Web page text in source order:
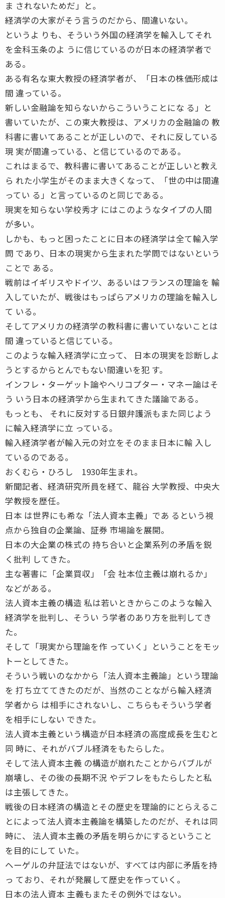
ま されないためだ」と。
経済学の大家がそう言うのだから、間違いない。
というよ りも、そういう外国の経済学を輸入してそれ
を金科玉条のよ うに信じているのが日本の経済学者で
ある。
ある有名な東大教授の経済学者が、「日本の株価形成は
間 違っている。
新しい金融論を知らないからこういうことにな る」と
書いていたが、この東大教授は、アメリカの金融論の 教
科書に書いてあることが正しいので、それに反している
現 実が間違っている、と信じているのである。
これはまるで、教科書に書いてあることが正しいと教え
ら れた小学生がそのまま大きくなって、「世の中は間違
ってい る」と言っているのと同じである。
現実を知らない学校秀才 にはこのようなタイプの人間
が多い。
しかも、もっと困ったことに日本の経済学は全て輸入学
問 であり、日本の現実から生まれた学問ではないという
ことで ある。
戦前はイギリスやドイツ、あるいはフランスの理論を 輸
入していたが、戦後はもっぱらアメリカの理論を輸入し
て いる。
そしてアメリカの経済学の教科書に書いていないことは
間 違っていると信じている。
このような輸入経済学に立って、 日本の現実を診断しよ
うとするからとんでもない間違いを犯 す。
インフレ・ターゲット論やヘリコプター・マネー論はそ
う いう日本の経済学から生まれてきた議論である。
もっとも、 それに反対する日銀弁護派もまた同じよう
に輸入経済学に立 っている。
輸入経済学者が輸入元の対立をそのまま日本に輸 入し
ているのである。
おくむら・ひろし 1930年生まれ。
新聞記者、経済研究所員を経て、龍谷 大学教授、中央大
学教授を歴任。
日本 は世界にも希な「法人資本主義」であ るという視
点から独自の企業論、証券 市場論を展開。
日本の大企業の株式の 持ち合いと企業系列の矛盾を鋭
く批判 してきた。
主な著書に「企業買収」「会 社本位主義は崩れるか」
などがある。
法人資本主義の構造 私は若いときからこのような輸入
経済学を批判し、そうい う学者のあり方を批判してき
た。
そして「現実から理論を作 っていく」ということをモッ
トーとしてきた。
そういう戦いのなかから「法人資本主義論」という理論
を 打ち立ててきたのだが、当然のことながら輸入経済
学者から は相手にされないし、こちらもそういう学者
を相手にしない できた。
法人資本主義という構造が日本経済の高度成長を生むと
同 時に、それがバブル経済をもたらした。
そして法人資本主義 の構造が崩れたことからバブルが
崩壊し、その後の長期不況 やデフレをもたらしたと私
は主張してきた。
戦後の日本経済の構造とその歴史を理論的にとらえるこ
とによって法人資本主義論を構築したのだが、それは同
時に、 法人資本主義の矛盾を明らかにするということ
を目的にして いた。
ヘーゲルの弁証法ではないが、すべては内部に矛盾を持
っ ており、それが発展して歴史を作っていく。
日本の法人資本 主義もまたその例外ではない。